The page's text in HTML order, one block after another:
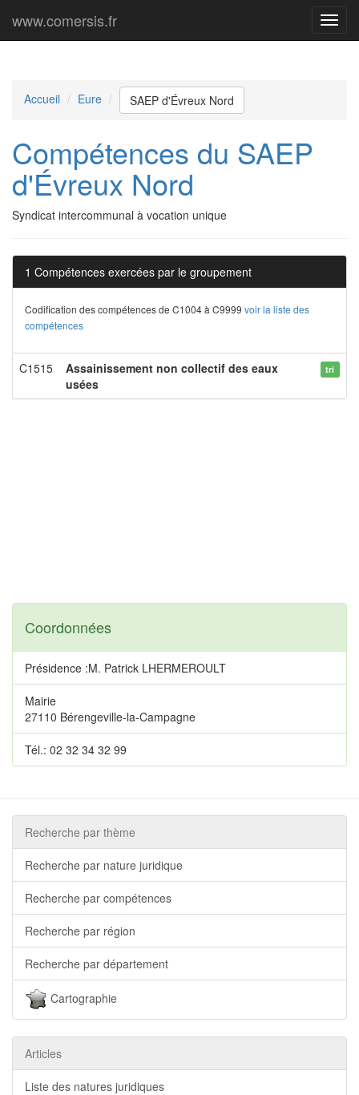
Menu
www.comersis.fr
Accueil Eure SAEP d'Évreux Nord
Compétences du SAEP
d'Évreux Nord
Syndicat intercommunal à vocation unique
1 Compétences exercées par le groupement
Codification des compétences de C1004 à C9999 voir la liste des
compétences
C1515
Assainissement non collectif des eaux
usées
tri
Coordonnées
Présidence :M. Patrick LHERMEROULT
Mairie
27110 Bérengeville-la-Campagne
Tél.: 02 32 34 32 99
Recherche par thème
Recherche par nature juridique
Recherche par compétences
Recherche par région
Recherche par département
Cartographie
Articles
Liste des natures juridiques